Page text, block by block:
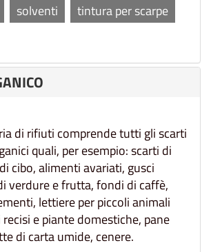
solventi
tintura per scarpe
di rifiuti comprende tutti gli scarti
quali, per esempio: scarti di
cibo, alimenti avariati, gusci
verdure e frutta, fondi di caffè,
lettiere per piccoli animali
e piante domestiche, pane
di carta umide, cenere.